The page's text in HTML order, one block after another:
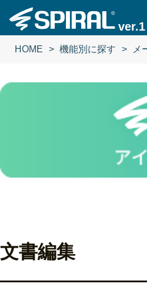
ver.1
HOME 機能別に探す メ
文書編集